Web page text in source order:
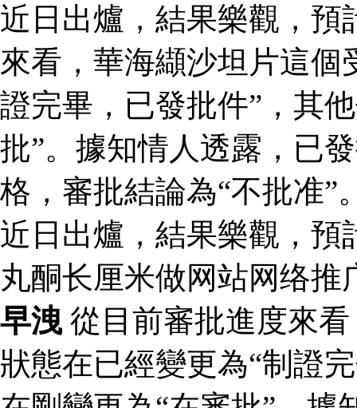
近日出爐，結果樂觀，預
來看，華海纈沙坦片這個
證完畢，已發批件”，其
批”。據知情人透露，已
格，審批結論為“不批准”
近日出爐，結果樂觀，
丸酮长厘米做网站网络推
早洩 從目前審批進度來
狀態在已經變更為“制證